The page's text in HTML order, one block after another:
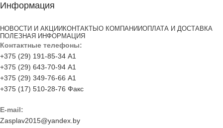
Информация
НОВОСТИ И АКЦИИ КОНТАКТЫ О КОМПАНИИОПЛАТА И ДОСТАВКА
ПОЛЕЗНАЯ ИНФОРМАЦИЯ
Контактные телефоны:
+375 (29) 191-85-34 А1
+375 (29) 643-70-94 А1
+375 (29) 349-76-66 А1
+375 (17) 510-28-76 Факс
E-mail:
Zasplav2015@yandex.by